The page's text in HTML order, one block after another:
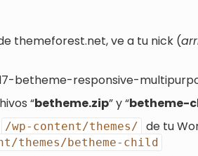
themeforest.net, ve a tu nick (
betheme-responsive-
“betheme.zip” y “betheme-
/wp-content/themes/ de tu
themes/betheme-child